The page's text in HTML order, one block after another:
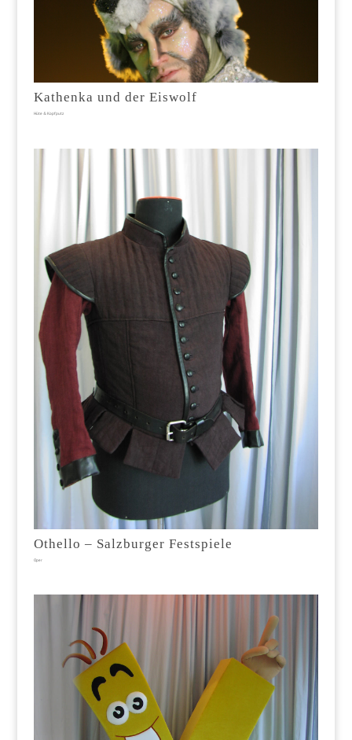
Kathenka und der Eiswolf
Hüte & Kopfputz
Othello – Salzburger Festspiele
Oper